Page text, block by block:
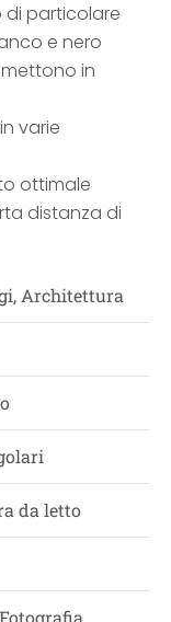
di particolare
e nero
in
varie
ottimale
distanza di
Architettura
da letto